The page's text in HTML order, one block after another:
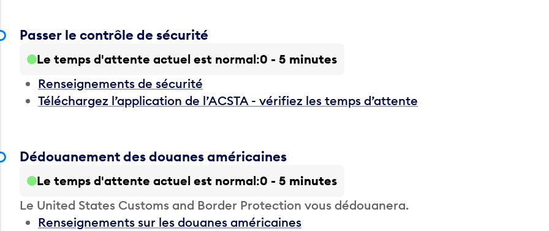
Passer le contrôle de sécurité
Le temps d'attente actuel est normal 0 - 5 minutes
Renseignements de sécurité
Téléchargez l’application de l’ACSTA - vérifiez les temps d’attente
Dédouanement des douanes américaines
Le temps d'attente actuel est normal 0 - 5 minutes
Le United States Customs and Border Protection vous dédouanera.
Renseignements sur les douanes américaines